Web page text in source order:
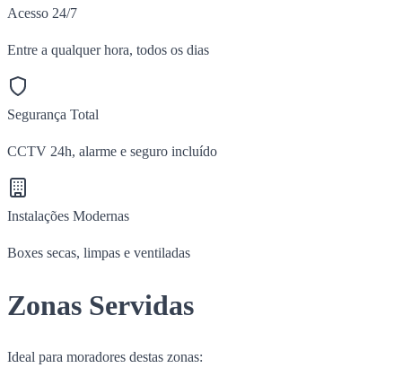
Acesso 24/7
Entre a qualquer hora, todos os dias
Segurança Total
CCTV 24h, alarme e seguro incluído
Instalações Modernas
Boxes secas, limpas e ventiladas
Zonas Servidas
Ideal para moradores destas zonas: